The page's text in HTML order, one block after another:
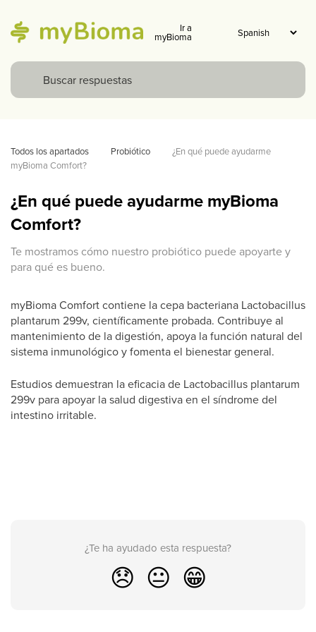
Ir a
myBioma
Todos los apartados Probiótico
¿En qué puede ayudarme
myBioma Comfort?
¿En qué puede ayudarme myBioma
Comfort?
Te mostramos cómo nuestro probiótico puede apoyarte y
para qué es bueno.
myBioma Comfortcontiene la cepa bacteriana Lactobacillus
plantarum 299v, científicamente probada. Contribuye al
mantenimiento de la digestión, apoya la función natural del
sistema inmunológico yfomenta el bienestar general.
Estudios demuestran la eficacia de Lactobacillus plantarum
299v para apoyar la salud digestiva en el síndrome del
intestino irritable.
¿Te ha ayudado esta respuesta?
😞 😐 😁